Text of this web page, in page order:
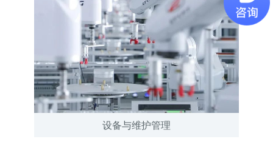
设备与维护管理